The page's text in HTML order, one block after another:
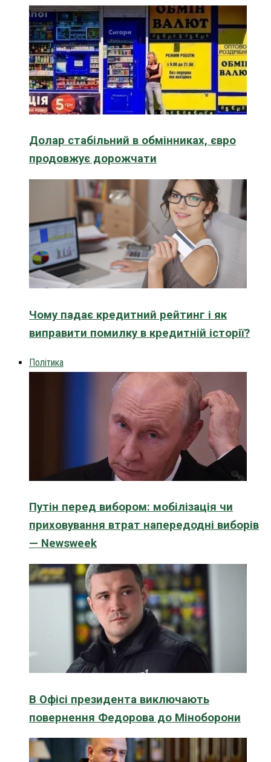
Долар стабільний в обмінниках, євро
продовжує дорожчати
Чому падає кредитний рейтинг і як
виправити помилку в кредитній історії?
Політика
Путін перед вибором: мобілізація чи
приховування втрат напередодні виборів
— Newsweek
В Офісі президента виключають
повернення Федорова до Міноборони